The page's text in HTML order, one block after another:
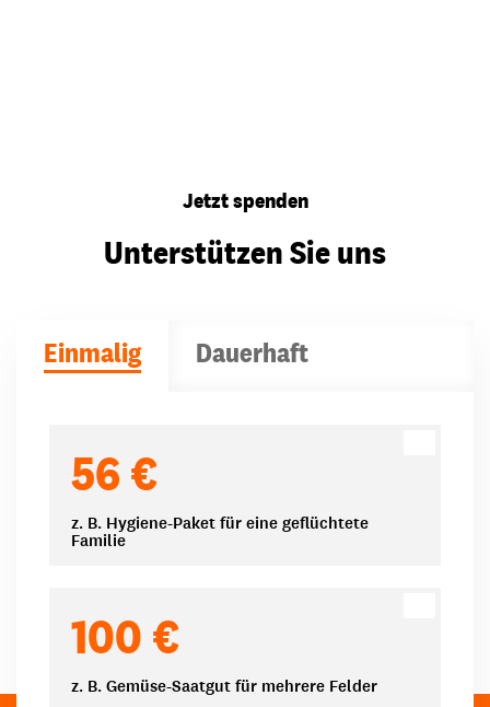
Jetzt spenden
Unterstützen Sie uns
Einmalig Dauerhaft
56 €
z. B. Hygiene-Paket für eine geflüchtete
Familie
100 €
z. B. Gemüse-Saatgut für mehrere Felder